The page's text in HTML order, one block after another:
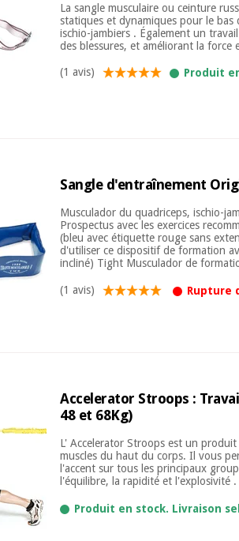
La sangle musculaire ou ceinture
statiques et dynamiques pour le bas
ischio-jambiers . Également un
des blessures, et améliorant la force
(1 avis)
Produit
Sangle d'entraînement
Musculador du quadriceps, ischio-
Prospectus avec les exercices
(bleu avec étiquette rouge sans
d'utiliser ce dispositif de formation
incliné) Tight Musculador de
(1 avis)
Rupture
Accelerator Stroops :
48 et 68Kg)
L' Accelerator Stroops est un
muscles du haut du corps. Il vous
l'accent sur tous les principaux
l'équilibre, la rapidité et l'explosivité
Produit en stock. Livraison